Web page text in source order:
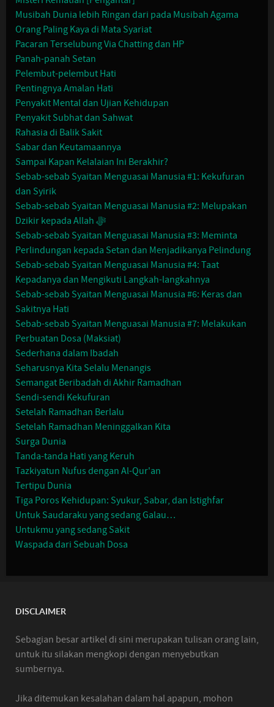
Musibah Dunia lebih Ringan dari pada Musibah Agama
Orang Paling Kaya di Mata Syariat
Pacaran Terselubung Via Chatting dan HP
Panah-panah Setan
Pelembut-pelembut Hati
Pentingnya Amalan Hati
Penyakit Mental dan Ujian Kehidupan
Penyakit Subhat dan Sahwat
Rahasia di Balik Sakit
Sabar dan Keutamaannya
Sampai Kapan Kelalaian Ini Berakhir?
Sebab-sebab Syaitan Menguasai Manusia #1: Kekufuran
dan Syirik
Sebab-sebab Syaitan Menguasai Manusia #2: Melupakan
Dzikir kepada Allah ﷻ
Sebab-sebab Syaitan Menguasai Manusia #3: Meminta
Perlindungan kepada Setan dan Menjadikanya Pelindung
Sebab-sebab Syaitan Menguasai Manusia #4: Taat
Kepadanya dan Mengikuti Langkah-langkahnya
Sebab-sebab Syaitan Menguasai Manusia #6: Keras dan
Sakitnya Hati
Sebab-sebab Syaitan Menguasai Manusia #7: Melakukan
Perbuatan Dosa (Maksiat)
Sederhana dalam Ibadah
Seharusnya Kita Selalu Menangis
Semangat Beribadah di Akhir Ramadhan
Sendi-sendi Kekufuran
Setelah Ramadhan Berlalu
Setelah Ramadhan Meninggalkan Kita
Surga Dunia
Tanda-tanda Hati yang Keruh
Tazkiyatun Nufus dengan Al-Qur'an
Tertipu Dunia
Tiga Poros Kehidupan: Syukur, Sabar, dan Istighfar
Untuk Saudaraku yang sedang Galau…
Untukmu yang sedang Sakit
Waspada dari Sebuah Dosa
DISCLAIMER
Sebagian besar artikel di sini merupakan tulisan orang lain,
untuk itu silakan mengkopi dengan menyebutkan
sumbernya.
Jika ditemukan kesalahan dalam hal apapun, mohon